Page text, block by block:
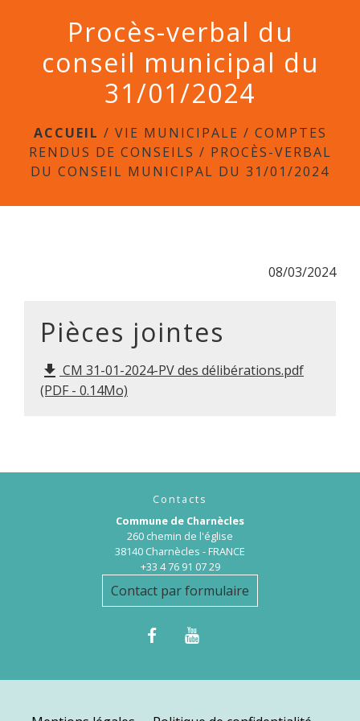
Procès-verbal du
conseil municipal du
31/01/2024
ACCUEIL / VIE MUNICIPALE / COMPTES
RENDUS DE CONSEILS / PROCÈS-VERBAL
DU CONSEIL MUNICIPAL DU 31/01/2024
08/03/2024
Pièces jointes
file_download CM 31-01-2024-PV des délibérations.pdf
(PDF - 0.14Mo)
Contacts
Commune de Charnècles
260 chemin de l'église
38140 Charnècles - FRANCE
+33 4 76 91 07 29
Contact par formulaire